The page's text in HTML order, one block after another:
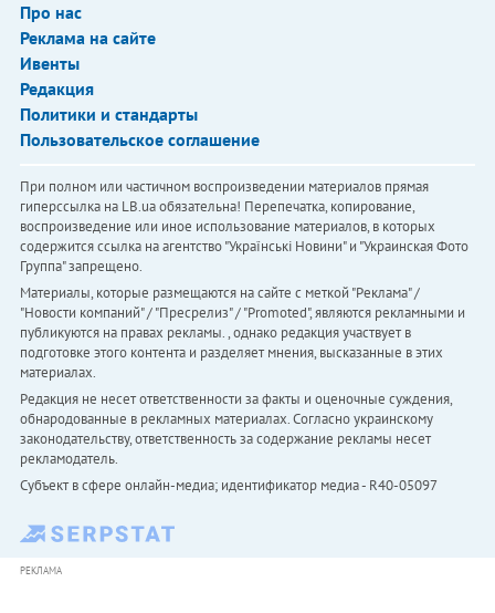
Про нас
Реклама на сайте
Ивенты
Редакция
Политики и стандарты
Пользовательское соглашение
При полном или частичном воспроизведении материалов прямая
гиперссылка на LB.ua обязательна! Перепечатка, копирование,
воспроизведение или иное использование материалов, в которых
содержится ссылка на агентство "Українськi Новини" и "Украинская Фото
Группа" запрещено.
Материалы, которые размещаются на сайте с меткой "Реклама" /
"Новости компаний" / "Пресрелиз" / "Promoted", являются рекламными и
публикуются на правах рекламы. , однако редакция участвует в
подготовке этого контента и разделяет мнения, высказанные в этих
материалах.
Редакция не несет ответственности за факты и оценочные суждения,
обнародованные в рекламных материалах. Согласно украинскому
законодательству, ответственность за содержание рекламы несет
рекламодатель.
Субъект в сфере онлайн-медиа; идентификатор медиа - R40-05097
РЕКЛАМА